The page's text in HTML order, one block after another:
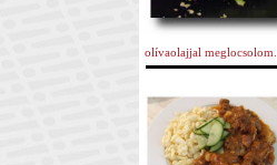
olívaolajjal meglocsolom.